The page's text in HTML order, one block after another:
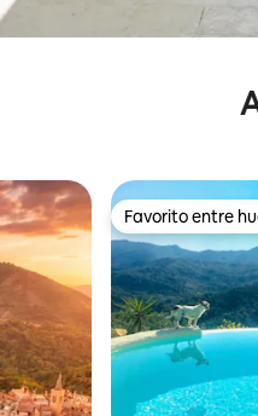
Favorito entre
Favorito entre